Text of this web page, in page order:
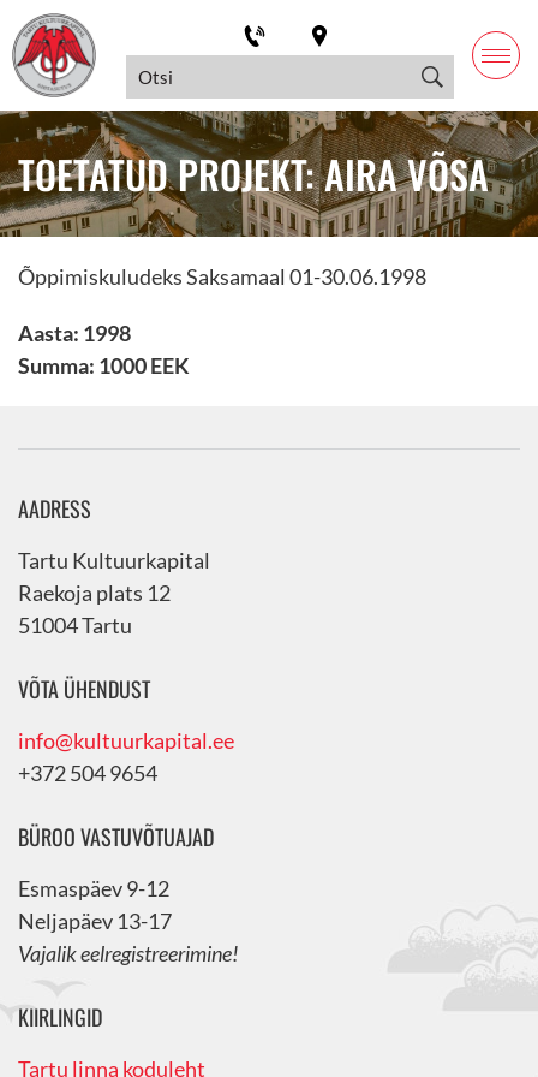
TOETATUD PROJEKT: AIRA VÕSA
Õppimiskuludeks Saksamaal 01-30.06.1998
Aasta: 1998
Summa: 1000 EEK
AADRESS
Tartu Kultuurkapital
Raekoja plats 12
51004 Tartu
VÕTA ÜHENDUST
info@kultuurkapital.ee
+372 504 9654
BÜROO VASTUVÕTUAJAD
Esmaspäev 9-12
Neljapäev 13-17
Vajalik eelregistreerimine!
KIIRLINGID
Tartu linna koduleht